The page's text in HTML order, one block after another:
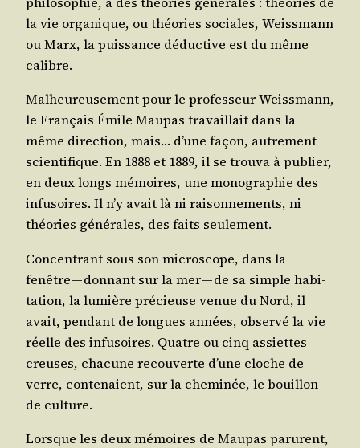
la vie orga­nique, ou théo­ries sociales, Weiss­mann
ou Marx, la puis­sance déduc­tive est du même
calibre.
Mal­heu­reu­se­ment pour le pro­fes­seur Weiss­mann,
le Fran­çais Émile Mau­pas tra­vaillait dans la
même direc­tion, mais… d’une façon, autre­ment
scien­ti­fique. En 1888 et 1889, il se trou­va à publier,
en deux longs mémoires, une mono­gra­phie des
infu­soires. Il n’y avait là ni rai­son­ne­ments, ni
théo­ries géné­rales, des faits seulement.
Concen­trant sous son micro­scope, dans la
fenêtre — don­nant sur la mer — de sa simple habi­
ta­tion, la lumière pré­cieuse venue du Nord, il
avait, pen­dant de longues années, obser­vé la vie
réelle des infu­soires. Quatre ou cinq assiettes
creuses, cha­cune recou­verte d’une cloche de
verre, conte­naient, sur la che­mi­née, le bouillon
de culture.
Lorsque les deux mémoires de Mau­pas parurent,